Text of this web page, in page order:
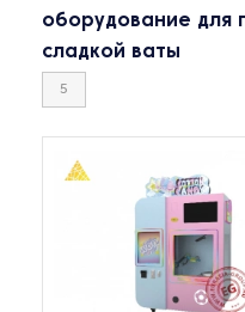
оборудование для
сладкой ваты
5